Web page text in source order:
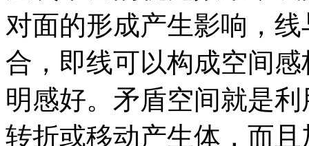
对面的形成产生影响，
合，即线可以构成空间
明感好。矛盾空间就是
转折或移动产生体，而